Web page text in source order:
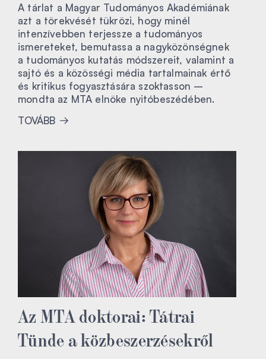
A tárlat a Magyar Tudományos Akadémiának
azt a törekvését tükrözi, hogy minél
intenzívebben terjessze a tudományos
ismereteket, bemutassa a nagyközönségnek
a tudományos kutatás módszereit, valamint a
sajtó és a közösségi média tartalmainak értő
és kritikus fogyasztására szoktasson –
mondta az MTA elnöke nyitóbeszédében.
TOVÁBB
Az MTA doktorai: Tátrai
Tünde a közbeszerzésekről